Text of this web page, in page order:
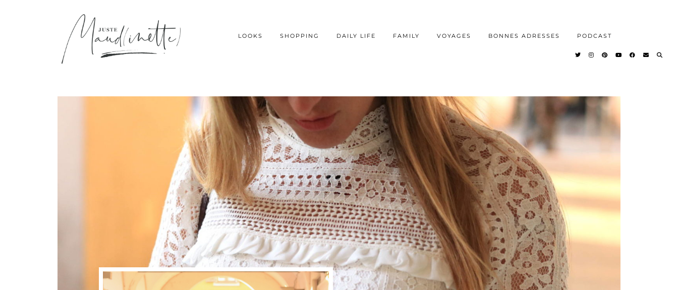
LOOKS SHOPPING DAILY LIFE FAMILY VOYAGES BONNES ADRESSES PODCAST